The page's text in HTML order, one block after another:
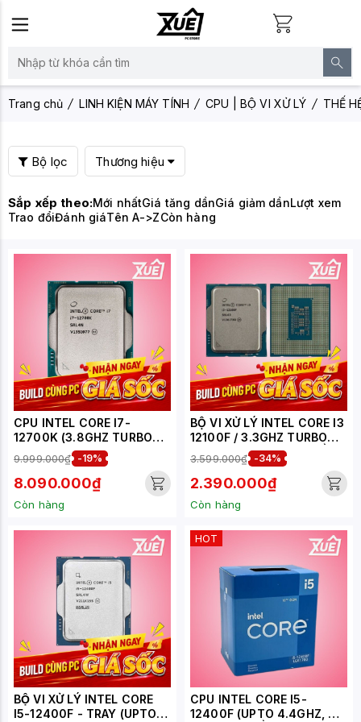
Trang chủ LINH KIỆN MÁY TÍNH CPU | BỘ VI XỬ LÝ THẾ
Bộ lọc Thương hiệu
Sắp xếp theo:Mới nhấtGiá tăng dầnGiá giảm dầnLượt xem
Trao đổiĐánh giáTên A->ZCòn hàng
CPU INTEL CORE I7-
12700K (3.8GHZ TURBO
UP TO 5.0GHZ, 12 NHÂN
20 LUỒNG, 25MB CACHE,
125W - SOCKET INTEL LGA
1700/ALDER LAKE) - TRAY
9.999.000₫ -19%
8.090.000₫
Còn hàng
BỘ VI XỬ LÝ INTEL CORE I3
12100F / 3.3GHZ TURBO
4.3GHZ / 4 NHÂN 8 LUỒNG
/ 12MB / LGA 1700 - TRAY
3.599.000₫ -34%
2.390.000₫
Còn hàng
BỘ VI XỬ LÝ INTEL CORE
I5-12400F - TRAY (UPTO
HOT
CPU INTEL CORE I5-
12400F (UPTO 4.4GHZ, 6